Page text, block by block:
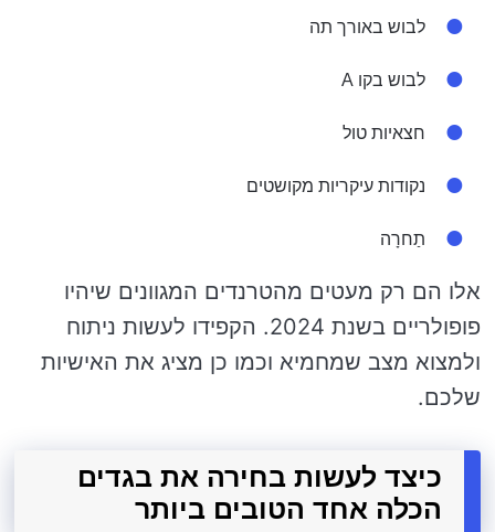
לבוש באורך תה
לבוש בקו A
חצאיות טול
נקודות עיקריות מקושטים
תַחרָה
אלו הם רק מעטים מהטרנדים המגוונים שיהיו
פופולריים בשנת 2024. הקפידו לעשות ניתוח
ולמצוא מצב שמחמיא וכמו כן מציג את האישיות
שלכם.
כיצד לעשות בחירה את בגדים
הכלה אחד הטובים ביותר